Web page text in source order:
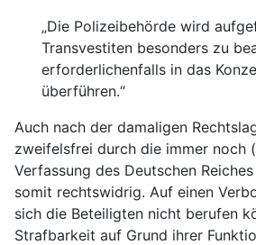
„Die Polizeibehörde wird
Transvestiten besonders zu
erforderlichenfalls in das
überführen.“
Auch nach der damaligen
zweifelsfrei durch die immer noch
Verfassung des Deutschen
somit rechtswidrig. Auf einen
sich die Beteiligten nicht berufen
Strafbarkeit auf Grund ihrer